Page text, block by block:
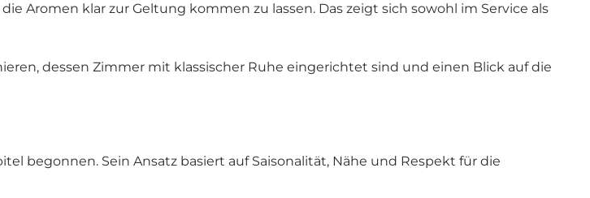
Aromen klar zur Geltung kommen zu lassen. Das zeigt sich sowohl im Service als
dessen Zimmer mit klassischer Ruhe eingerichtet sind und einen Blick auf die
begonnen. Sein Ansatz basiert auf Saisonalität, Nähe und Respekt für die